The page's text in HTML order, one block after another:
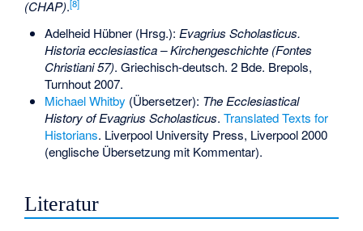
(CHAP).[8]
Adelheid Hübner (Hrsg.): Evagrius Scholasticus.
Historia ecclesiastica – Kirchengeschichte (Fontes
Christiani 57). Griechisch-deutsch. 2 Bde. Brepols,
Turnhout 2007.
Michael Whitby (Übersetzer): The Ecclesiastical
History of Evagrius Scholasticus. Translated Texts for
Historians. Liverpool University Press, Liverpool 2000
(englische Übersetzung mit Kommentar).
Literatur